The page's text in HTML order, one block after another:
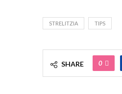
STRELITZIA TIPS
SHARE 0